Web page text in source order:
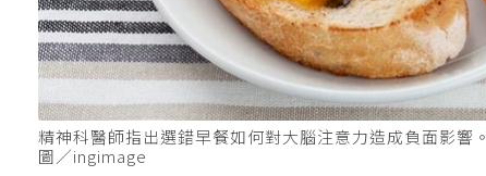
精神科醫師指出選錯早餐如何對大腦注意力造成負面影響。
圖／ingimage